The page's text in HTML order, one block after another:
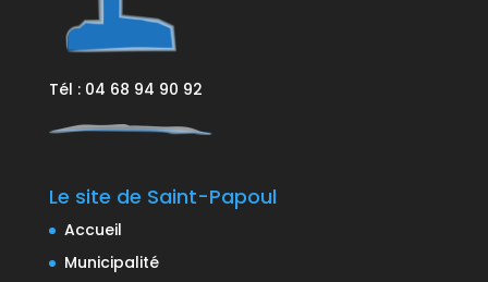
Tél : 04 68 94 90 92
Le site de Saint-Papoul
Accueil
Municipalité